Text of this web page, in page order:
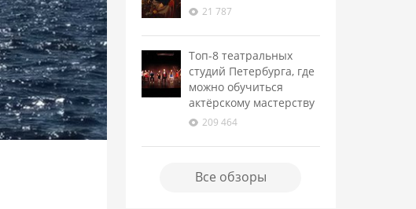
21 787
Топ-8 театральных
студий Петербурга, где
можно обучиться
актёрскому мастерству
209 464
Все обзоры